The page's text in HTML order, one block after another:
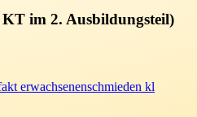
im 2. Ausbildungsteil)